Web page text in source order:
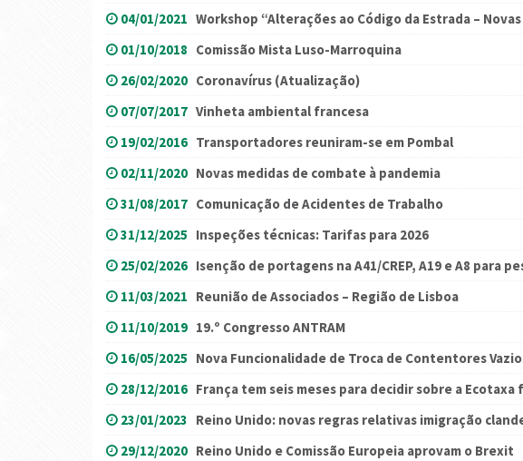
04/01/2021 Workshop “Alterações ao Código da Estrada –
01/10/2018 Comissão Mista Luso-Marroquina
26/02/2020 Coronavírus (Atualização)
07/07/2017 Vinheta ambiental francesa
19/02/2016 Transportadores reuniram-se em Pombal
02/11/2020 Novas medidas de combate à pandemia
31/08/2017 Comunicação de Acidentes de Trabalho
31/12/2025 Inspeções técnicas: Tarifas para 2026
25/02/2026 Isenção de portagens na A41/CREP, A19 e A8 para
11/03/2021 Reunião de Associados – Região de Lisboa
11/10/2019 19.º Congresso ANTRAM
16/05/2025 Nova Funcionalidade de Troca de Contentores
28/12/2016 França tem seis meses para decidir sobre a Ecotaxa
23/01/2023 Reino Unido: novas regras relativas imigração
29/12/2020 Reino Unido e Comissão Europeia aprovam o Brexit